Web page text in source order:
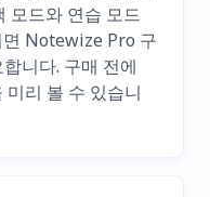
모드와 연습 모드
면 Notewize Pro 구
니다. 구매 전에
리 볼 수 있습니